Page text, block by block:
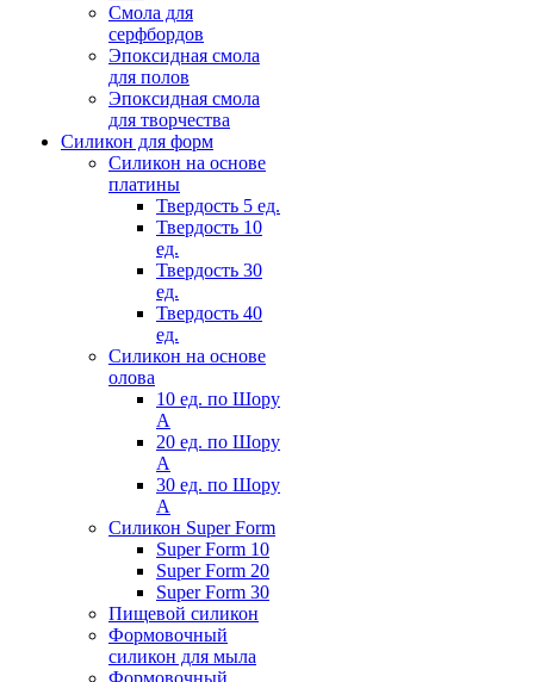
Смола для
серфбордов
Эпоксидная смола
для полов
Эпоксидная смола
для творчества
Силикон для форм
Силикон на основе
платины
Твердость 5 ед.
Твердость 10
ед.
Твердость 30
ед.
Твердость 40
ед.
Силикон на основе
олова
10 ед. по Шору
А
20 ед. по Шору
А
30 ед. по Шору
А
Силикон Super Form
Super Form 10
Super Form 20
Super Form 30
Пищевой силикон
Формовочный
силикон для мыла
Формовочный